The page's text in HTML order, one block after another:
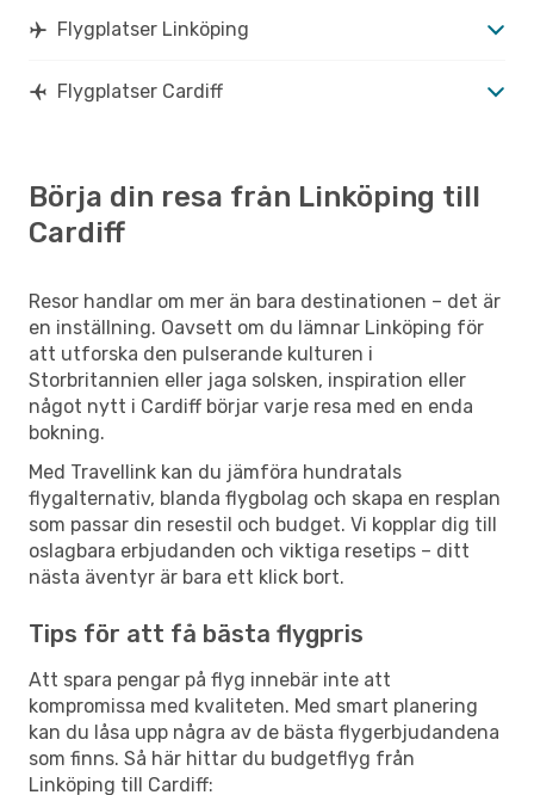
Flygplatser Linköping
Flygplatser Cardiff
Börja din resa från Linköping till
Cardiff
Resor handlar om mer än bara destinationen – det är
en inställning. Oavsett om du lämnar Linköping för
att utforska den pulserande kulturen i
Storbritannien eller jaga solsken, inspiration eller
något nytt i Cardiff börjar varje resa med en enda
bokning.
Med Travellink kan du jämföra hundratals
flygalternativ, blanda flygbolag och skapa en resplan
som passar din resestil och budget. Vi kopplar dig till
oslagbara erbjudanden och viktiga resetips – ditt
nästa äventyr är bara ett klick bort.
Tips för att få bästa flygpris
Att spara pengar på flyg innebär inte att
kompromissa med kvaliteten. Med smart planering
kan du låsa upp några av de bästa flygerbjudandena
som finns. Så här hittar du budgetflyg från
Linköping till Cardiff: